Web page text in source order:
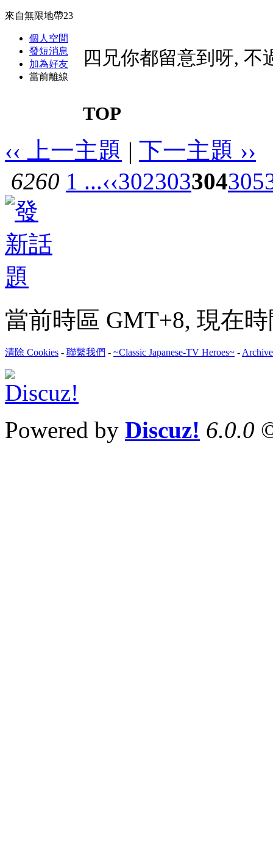
來自無限地帶23
個人空間
發短消息
加為好友
當前離線
四兄你都留意到呀, 不
TOP
‹‹ 上一主題 | 下一主題 ››
6260 1 ...‹‹302303304305
當前時區 GMT+8, 現在
清除 Cookies - 聯繫我們 - ~Classic Japanese-TV Heroes~ -
Powered by Discuz! 6.0.0